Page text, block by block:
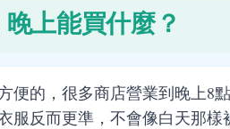
上能買什麼？
便的，很多商店營業到晚上8
服反而更準，不會像白天那